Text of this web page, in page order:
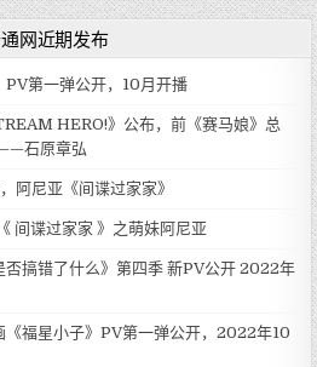
网近期发布
第一弹公开，10月开播
HERO!》公布，前《赛马娘》总
石原章弘
阿尼亚《间谍过家家》
间谍过家家 》之萌妹阿尼亚
搞错了什么》第四季 新PV公开 2022年
福星小子》PV第一弹公开，2022年10